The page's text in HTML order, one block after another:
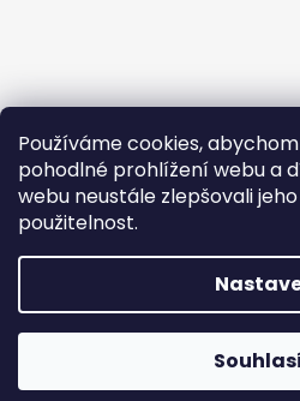
Používáme cookies,
pohodlné prohlížení webu a
webu neustále zlepšovali
použitelnost.
Copyright 2026IN Style